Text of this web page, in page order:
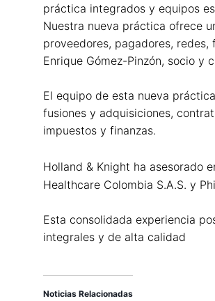
práctica integrados y equipos
Nuestra nueva práctica ofrece
proveedores, pagadores,
Enrique Gómez-Pinzón, socio y
El equipo de esta nueva
fusiones y adquisiciones,
impuestos y finanzas.
Holland & Knight ha asesorado
Healthcare Colombia S.A.S. y
Esta consolidada experiencia
integrales y de alta calidad
Noticias Relacionadas